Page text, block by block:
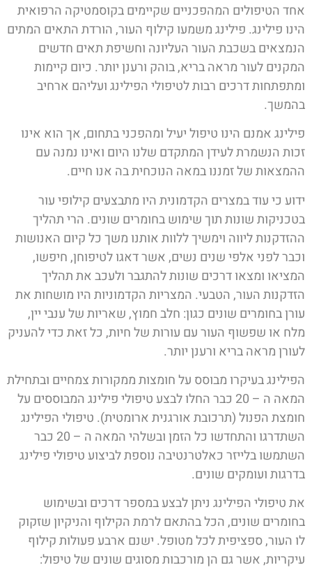
אחד הטיפולים המהפכניים שקיימים בקוסמטיקה הרפואית
הינו פילינג. פילינג משמעו קילוף העור, הורדת התאים המתים
הנמצאים בשכבת העור העליונה וחשיפת תאים חדשים
המקנים לעור מראה בריא, בוהק ורענן יותר. כיום קיימות
ומתפתחות דרכים רבות לטיפולי הפילינג ועליהם ארחיב
בהמשך.
פילינג אמנם הינו טיפול יעיל ומהפכני בתחום, אך הוא אינו
זכות הנשמרת לעידן המתקדם שלנו היום ואינו נמנה עם
ההמצאות של זמננו במאה הנוכחית בה אנו חיים.
ידוע כי עוד במצרים הקדמונית היו מתבצעים קילופי עור
בטכניקות שונות תוך שימוש בחומרים שונים. הרי תהליך
ההזדקנות ליווה וימשיך ללוות אותנו משך כל קיום האנושות
וכבר לפני אלפי שנים נשים, אשר דאגו לטיפוחן, חיפשו,
המציאו ומצאו דרכים שונות להתגבר ולעכב את תהליך
הזדקנות העור, הטבעי. המצריות הקדמוניות היו מושחות את
עורן בחומרים שונים כגון: חלב חמוץ, שאריות של ענבי יין,
מלח או שפשוף העור עם עורות של חיות, כל זאת כדי להעניק
לעורן מראה בריא ורענן יותר.
הפילינג בעיקרו מבוסס על חומצות ממקורות צמחיים ובתחילת
המאה ה – 20 כבר החלו לבצע טיפולי פילינג המבוססים על
חומצת הפנול (תרכובת אורגנית ארומטית). טיפולי הפילינג
השתדרגו והתחדשו כל הזמן ובשלהי המאה ה – 20 כבר
השתמשו בלייזר כאלטרנטיבה נוספת לביצוע טיפולי פילינג
בדרגות ועומקים שונים.
את טיפולי הפילינג ניתן לבצע במספר דרכים ובשימוש
בחומרים שונים, הכל בהתאם לרמת הקילוף והניקיון שזקוק
לו העור, ספציפית לכל מטופל. ישנם ארבע פעולות קילוף
עיקריות, אשר גם הן מורכבות מסוגים שונים של טיפול: